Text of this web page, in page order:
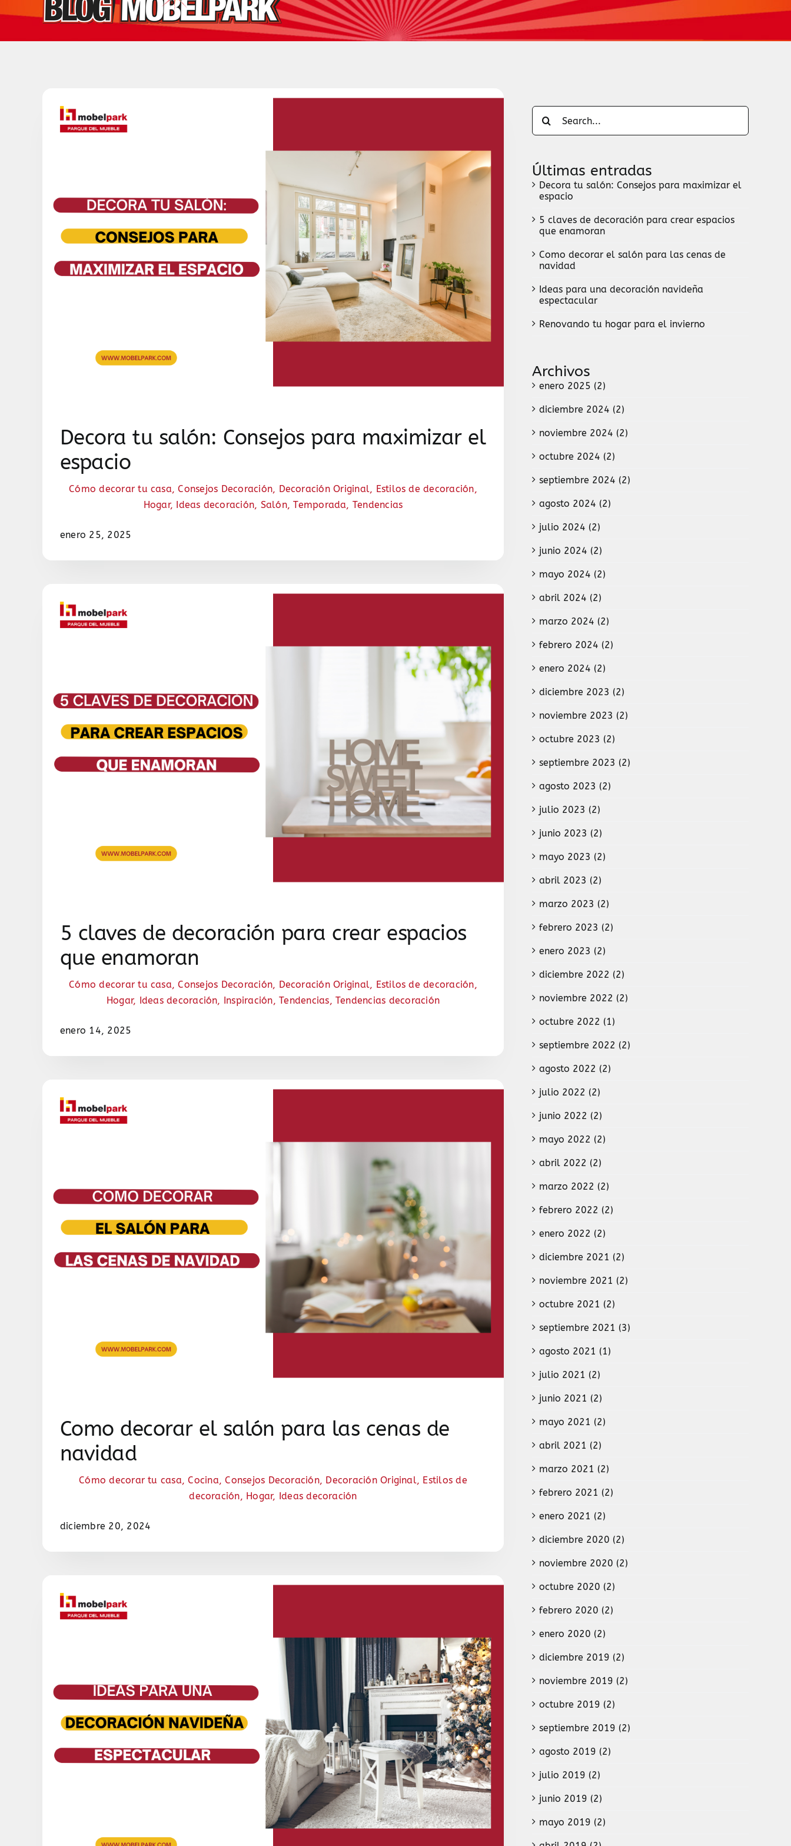
Decora tu salón: Consejos para maximizar el
espacio
Cómo decorar tu casa,Consejos Decoración, Decoración Original, Estilos de decoración,
Hogar, Ideas decoración, Salón,Temporada, Tendencias
enero 25, 2025
5 claves de decoración para crear espacios
que enamoran
Cómo decorar tu casa,Consejos Decoración, Decoración Original, Estilos de decoración,
Hogar, Ideas decoración, Inspiración,Tendencias, Tendencias decoración
enero 14, 2025
Como decorar el salón para las cenas de
navidad
Cómo decorar tu casa,Cocina,Consejos Decoración, Decoración Original, Estilos de
decoración, Hogar, Ideas decoración
diciembre 20, 2024
Search
for:
Últimas entradas
Decora tu salón: Consejos para maximizar el
espacio
5 claves de decoración para crear espacios
que enamoran
Como decorar el salón para las cenas de
navidad
Ideas para una decoración navideña
espectacular
Renovando tu hogar para el invierno
Archivos
enero 2025 (2)
diciembre 2024 (2)
noviembre 2024 (2)
octubre 2024 (2)
septiembre 2024 (2)
agosto 2024 (2)
julio 2024 (2)
junio 2024 (2)
mayo 2024 (2)
abril 2024 (2)
marzo 2024 (2)
febrero 2024 (2)
enero 2024 (2)
diciembre 2023 (2)
noviembre 2023 (2)
octubre 2023 (2)
septiembre 2023 (2)
agosto 2023 (2)
julio 2023 (2)
junio 2023 (2)
mayo 2023 (2)
abril 2023 (2)
marzo 2023 (2)
febrero 2023 (2)
enero 2023 (2)
diciembre 2022 (2)
noviembre 2022 (2)
octubre 2022 (1)
septiembre 2022 (2)
agosto 2022 (2)
julio 2022 (2)
junio 2022 (2)
mayo 2022 (2)
abril 2022 (2)
marzo 2022 (2)
febrero 2022 (2)
enero 2022 (2)
diciembre 2021 (2)
noviembre 2021 (2)
octubre 2021 (2)
septiembre 2021 (3)
agosto 2021 (1)
julio 2021 (2)
junio 2021 (2)
mayo 2021 (2)
abril 2021 (2)
marzo 2021 (2)
febrero 2021 (2)
enero 2021 (2)
diciembre 2020 (2)
noviembre 2020 (2)
octubre 2020 (2)
febrero 2020 (2)
enero 2020 (2)
diciembre 2019 (2)
noviembre 2019 (2)
octubre 2019 (2)
septiembre 2019 (2)
agosto 2019 (2)
julio 2019 (2)
junio 2019 (2)
mayo 2019 (2)